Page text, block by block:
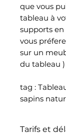
que vous
tableau à
supports
vous
sur un
du tableau )
tag :
sapins
Tarifs et